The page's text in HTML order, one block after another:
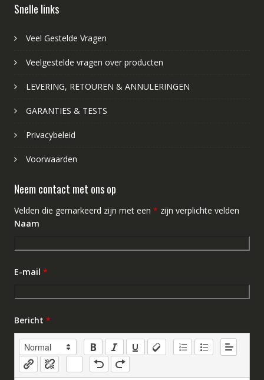
Snelle links
Veel Gestelde Vragen
Veelgestelde vragen over producten
LEVERING, RETOUREN & ANNULERINGEN
GARANTIES & TESTS
Privacybeleid
Voorwaarden
Neem contact met ons op
Velden die gemarkeerd zijn met een * zijn verplichte velden
Naam
E-mail *
Bericht *